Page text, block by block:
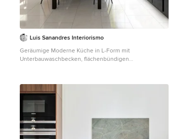
Luis Sanandres Interiorismo
Geräumige Moderne Küche in L-Form mit
Unterbauwaschbecken, flächenbündigen
Travertin, Elektrogeräten mit Frontblende, Porzellan-
Bodenfliesen, Kücheninsel, weißem Boden, türkiser
Arbeitsplatte und eingelassener Decke in Barcelona